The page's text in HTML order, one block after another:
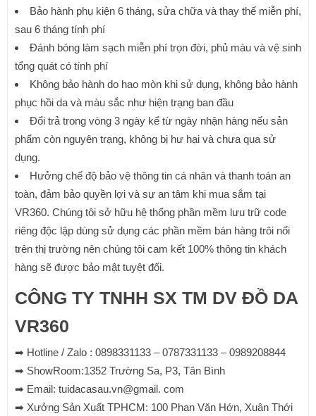
Bảo hành phụ kiện 6 tháng, sửa chữa và thay thế miễn phí,
sau 6 tháng tính phí
Đánh bóng làm sạch miễn phí trọn đời, phủ màu và vệ sinh
tổng quát có tính phí
Không bảo hành do hao mòn khi sử dụng, không bảo hành
phục hồi da và màu sắc như hiện trạng ban đầu
Đổi trả trong vòng 3 ngày kể từ ngày nhận hàng nếu sản
phẩm còn nguyên trạng, không bị hư hại và chưa qua sử
dụng.
Hưởng chế độ bảo vệ thông tin cá nhân và thanh toán an
toàn, đảm bảo quyền lợi và sự an tâm khi mua sắm tại
VR360. Chúng tôi sở hữu hệ thống phần mềm lưu trữ code
riêng độc lập dùng sử dụng các phần mềm bán hàng trôi nổi
trên thị trường nên chúng tôi cam kết 100% thông tin khách
hàng sẽ được bảo mật tuyệt đối.
CÔNG TY TNHH SX TM DV ĐỒ DA
VR360
➡ Hotline / Zalo : 0898331133 – 0787331133 – 0989208844
➡ ShowRoom:1352 Trường Sa, P3, Tân Bình
➡ Email: tuidacasau.vn@gmail. com
➡ Xưởng Sản Xuất TPHCM: 100 Phan Văn Hớn, Xuân Thới